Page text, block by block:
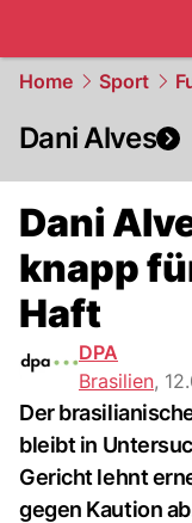
Home Sport
Dani Alves
Dani
knapp
Haft
DPA
Brasilien,
Der
bleibt in
Gericht lehnt
gegen Kaution